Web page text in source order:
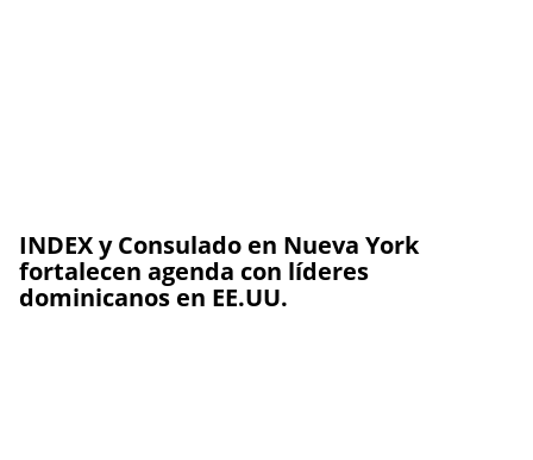
INDEX y Consulado en Nueva York
fortalecen agenda con líderes
dominicanos en EE.UU.